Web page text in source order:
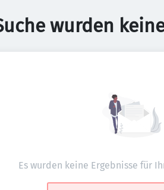
wurden
Es wurden keine Ergebnisse für